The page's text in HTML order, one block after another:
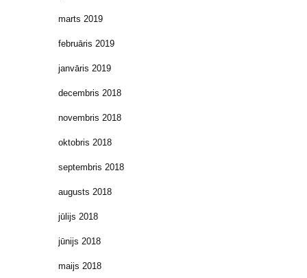
marts 2019
februāris 2019
janvāris 2019
decembris 2018
novembris 2018
oktobris 2018
septembris 2018
augusts 2018
jūlijs 2018
jūnijs 2018
maijs 2018